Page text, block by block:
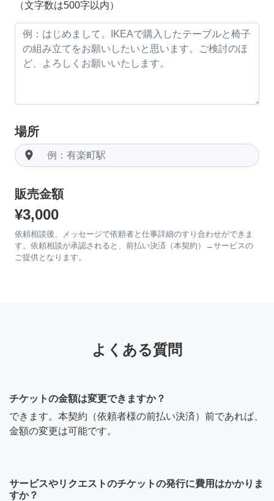
（文字数は500字以内）
場所
room
販売金額
¥3,000
依頼相談後、メッセージで依頼者と仕事詳細のすり合わせができま
す。依頼相談が承認されると、前払い決済（本契約）→サービスの
ご提供となります。
よくある質問
チケットの金額は変更できますか？
できます。本契約（依頼者様の前払い決済）前であれば、
金額の変更は可能です。
サービスやリクエストのチケットの発行に費用はかかりま
すか？